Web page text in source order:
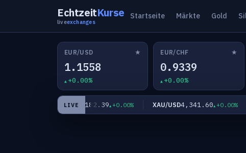
EchtzeitKurse
liveexchanges
Startseite Märkte Gold
EUR/USD ★
1.1558
+0.00%
EUR/CHF ★
0.9339
+0.00%
LIVE
EUR/JPY182.39 +0.00% XAU/USD4,341.60 +0.00%